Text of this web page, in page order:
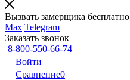
Вызвать замерщика бесплатно
Max Telegram
Заказать звонок
8-800-550-66-74
Войти
Сравнение0